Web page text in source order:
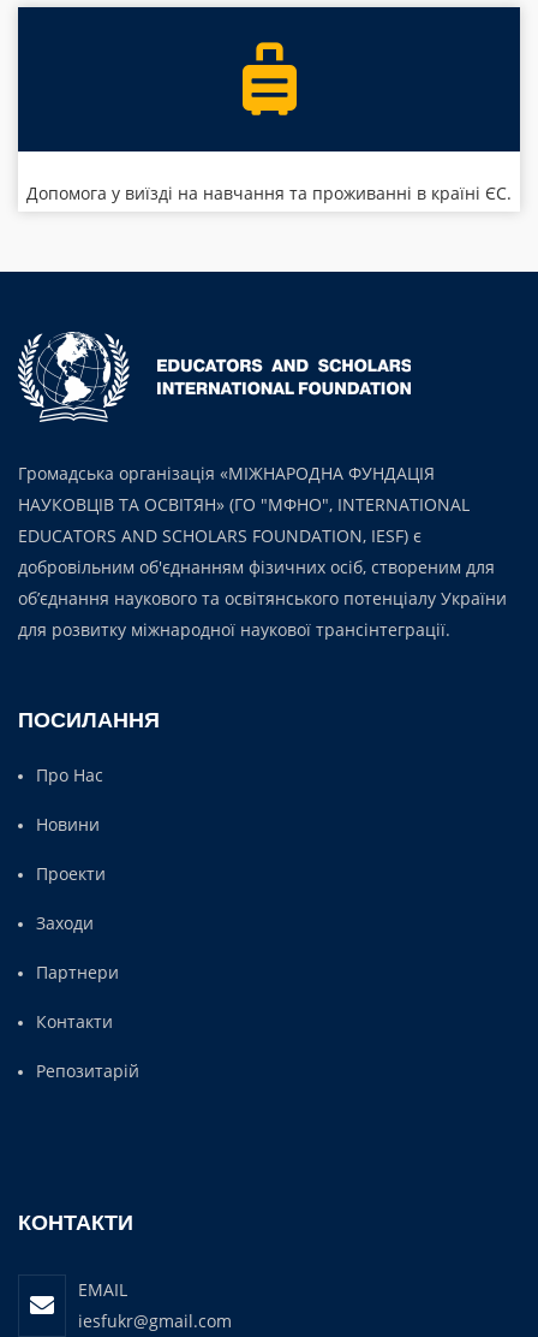
Допомога у виїзді на навчання та проживанні в країні ЄС.
Громадська організація «МІЖНАРОДНА ФУНДАЦІЯ
НАУКОВЦІВ ТА ОСВІТЯН» (ГО "МФНО", INTERNATIONAL
EDUCATORS AND SCHOLARS FOUNDATION, IESF) є
добровільним об'єднанням фізичних осіб, створеним для
об’єднання наукового та освітянського потенціалу України
для розвитку міжнародної наукової трансінтеграції.
ПОСИЛАННЯ
Про Нас
Новини
Проекти
Заходи
Партнери
Контакти
Репозитарій
КОНТАКТИ
EMAIL
iesfukr@gmail.com